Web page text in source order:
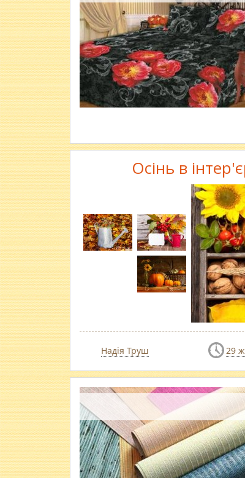
Осінь в
Надія Труш 29